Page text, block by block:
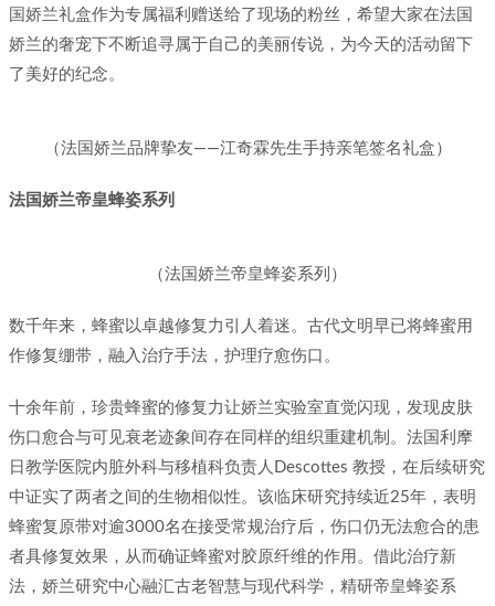
国娇兰礼盒作为专属福利赠送给了现场的粉丝，希望大家在法国
娇兰的奢宠下不断追寻属于自己的美丽传说，为今天的活动留下
了美好的纪念。
（法国娇兰品牌挚友——江奇霖先生手持亲笔签名礼盒）
法国娇兰帝皇蜂姿系列
（法国娇兰帝皇蜂姿系列）
数千年来，蜂蜜以卓越修复力引人着迷。古代文明早已将蜂蜜用
作修复绷带，融入治疗手法，护理疗愈伤口。
十余年前，珍贵蜂蜜的修复力让娇兰实验室直觉闪现，发现皮肤
伤口愈合与可见衰老迹象间存在同样的组织重建机制。法国利摩
日教学医院内脏外科与移植科负责人Descottes 教授，在后续研究
中证实了两者之间的生物相似性。该临床研究持续近25年，表明
蜂蜜复原带对逾3000名在接受常规治疗后，伤口仍无法愈合的患
者具修复效果，从而确证蜂蜜对胶原纤维的作用。借此治疗新
法，娇兰研究中心融汇古老智慧与现代科学，精研帝皇蜂姿系